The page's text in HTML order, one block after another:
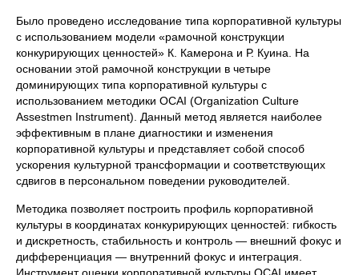
Было проведено исследование типа корпоративной культуры
с использованием модели «рамочной конструкции
конкурирующих ценностей» К. Камерона и Р. Куина. На
основании этой рамочной конструкции в четыре
доминирующих типа корпоративной культуры с
использованием методики OCAI (Organization Culture
Assestmen Instrument). Данный метод является наиболее
эффективным в плане диагностики и изменения
корпоративной культуры и представляет собой способ
ускорения культурной трансформации и соответствующих
сдвигов в персональном поведении руководителей.
Методика позволяет построить профиль корпоративной
культуры в координатах конкурирующих ценностей: гибкость
и дискретность, стабильность и контроль — внешний фокус и
дифференциация — внутренний фокус и интеграция.